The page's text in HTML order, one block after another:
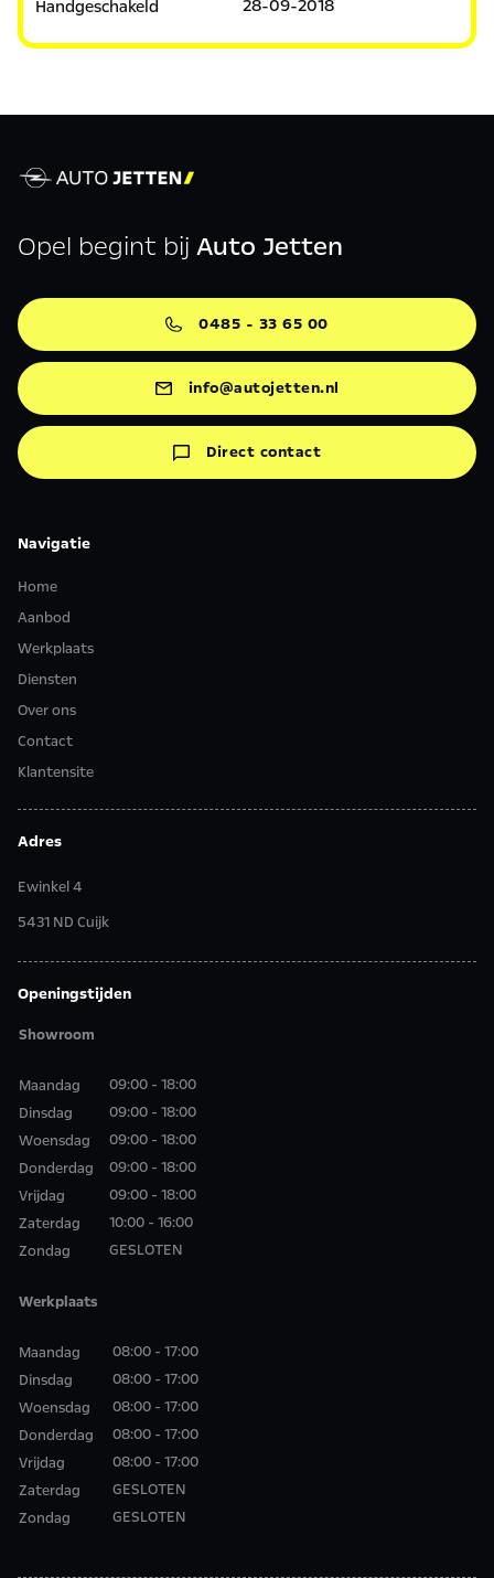
Handgeschakeld
28-09-2018
Opel begint bijAuto Jetten
0485 - 33 65 00
info@autojetten.nl
Direct contact
Navigatie
Home
Aanbod
Werkplaats
Diensten
Over ons
Contact
Klantensite
Adres
Ewinkel 4
5431 ND Cuijk
Openingstijden
Showroom
Maandag
Dinsdag
Woensdag
Donderdag
Vrijdag
Zaterdag
Zondag
09:00 - 18:00
09:00 - 18:00
09:00 - 18:00
09:00 - 18:00
09:00 - 18:00
10:00 - 16:00
GESLOTEN
Werkplaats
Maandag
Dinsdag
Woensdag
Donderdag
Vrijdag
Zaterdag
Zondag
08:00 - 17:00
08:00 - 17:00
08:00 - 17:00
08:00 - 17:00
08:00 - 17:00
GESLOTEN
GESLOTEN